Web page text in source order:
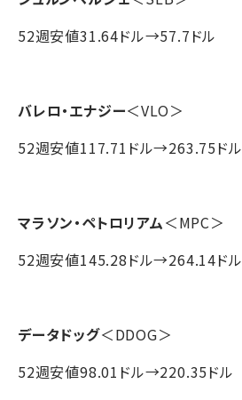
52週安値31.64ドル→57.7ドル
バレロ・エナジー＜VLO＞
52週安値117.71ドル→263.75ドル
マラソン・ペトロリアム＜MPC＞
52週安値145.28ドル→264.14ドル
データドッグ＜DDOG＞
52週安値98.01ドル→220.35ドル